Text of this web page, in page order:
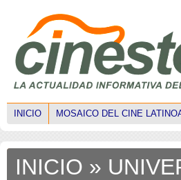
INICIO MOSAICO DEL CINE
INICIO »